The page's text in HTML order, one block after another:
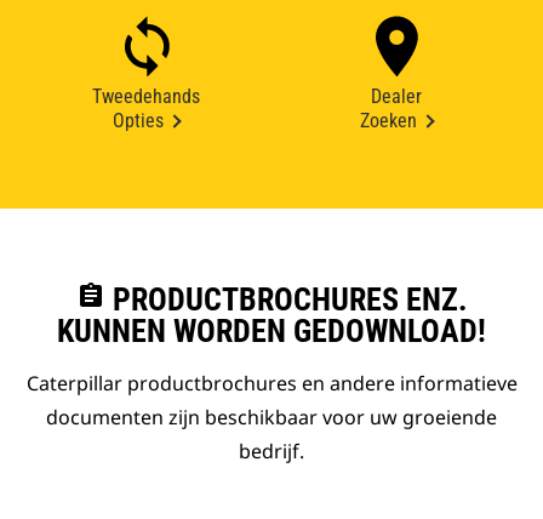
Tweedehands
Opties
Dealer
Zoeken
assignment PRODUCTBROCHURES ENZ.
KUNNEN WORDEN GEDOWNLOAD!
Caterpillar productbrochures en andere informatieve
documenten zijn beschikbaar voor uw groeiende
bedrijf.